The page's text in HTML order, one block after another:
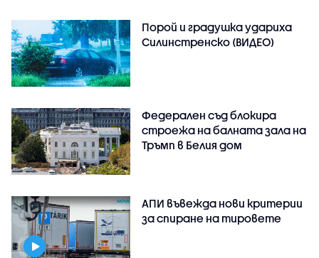
Порой и градушка удариха
Силинстренско (ВИДЕО)
Федерален съд блокира
строежа на балната зала на
Тръмп в Белия дом
АПИ въвежда нови критерии
за спиране на тировете